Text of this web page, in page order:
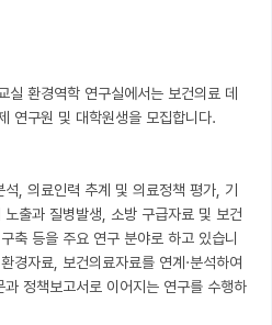
실 환경역학 연구실에서는 보건의료 데
연구원 및 대학원생을 모집합니다.
, 의료인력 추계 및 의료정책 평가, 기
출과 질병발생, 소방 구급자료 및 보건
축 등을 주요 연구 분야로 하고 있습니
경자료, 보건의료자료를 연계·분석하여
정책보고서로 이어지는 연구를 수행하